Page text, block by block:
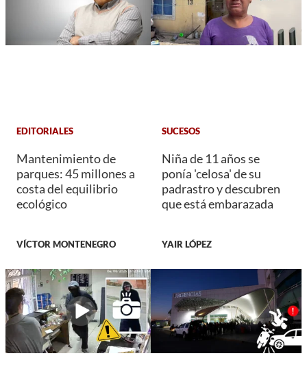
EDITORIALES
Mantenimiento de
parques: 45 millones a
costa del equilibrio
ecológico
VÍCTOR MONTENEGRO
SUCESOS
Niña de 11 años se
ponía 'celosa' de su
padrastro y descubren
que está embarazada
YAIR LÓPEZ